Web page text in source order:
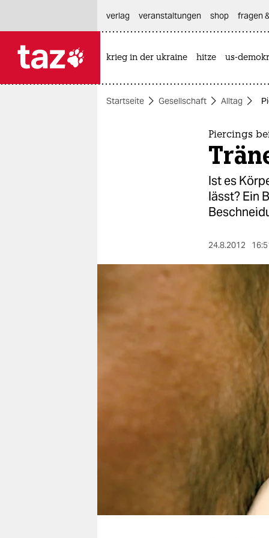
themen
wahrheit
genossenschaft
verlag
veranstaltungen shop fragen
krieg in der ukraine hitze us-
Startseite Gesellschaft Alltag
Piercings
Ist es
lässt? Ein
24.8.2012